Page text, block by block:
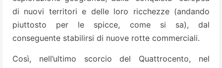
di nuovi territori e delle loro ricchezze (andando
piuttosto per le spicce, come si sa), dal
conseguente stabilirsi di nuove rotte commerciali.
Così, nell’ultimo scorcio del Quattrocento, nel